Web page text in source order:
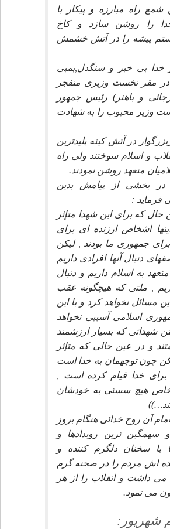
شمع راه مبارزه و پيكار با
را روشن سازد و كاخ
ستم پيشه را در آتش خشمش
خدا بى خبر و سنگدل,بمبى
در مقر نخست وزيرى منفجر
و باهنر) رئيس جمهور
وزير محبوب را به شهادت
در آتش كينه پليدترين
و اسلام سوختند ولى راه
متعهد روشن نمودند.
در بخشى از پيامش بدين
فرمايد :
حال كه براى اين شهدا متإثر
اشخاص ارزنده اى براى
جمهورى ما بودند , ليكن
دنبال آنها افرادى داريم
به اسلام داريم و دنبال
, ملتى كه هيچگونه عقب
مسائل نخواهد كرد و با اين
اسلامى آسيبى نخواهد
شهدائى كه بسيار ارزشمند
و در عين حالى كه متإثر
چون توجهمان به خدا است
خدا قيام كرده است ,
هيچ سستى به خودشان
آن روح خدائى هنگام بروز
سهمگين ترين رويدادها و
با سخنان دلگرم كننده و
اش مردم را در صحنه گرم
مى داشت و انقلاب را از هر
مى نمود.
شهريور: